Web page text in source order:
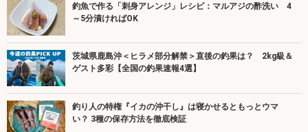
釣魚で作る「刺身アレンジ」レシピ：マルアジの酢洗い 4
～5分漬ければOK
茨城県鹿島沖＜ヒラメ部分解禁＞直後の釣果は？ 2kg級＆
ゲスト多彩【全国の釣果速報4選】
釣り人の特権『イカの沖干し』は寝かせるともっとウマ
い？ 3種の保存方法を徹底検証